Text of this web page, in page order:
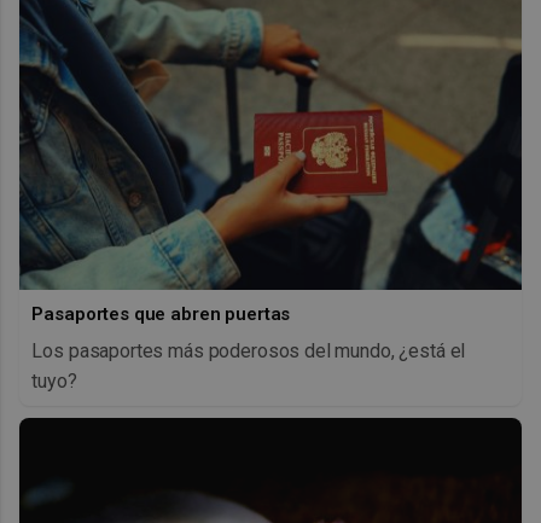
Pasaportes que abren puertas
Los pasaportes más poderosos del mundo, ¿está el
tuyo?